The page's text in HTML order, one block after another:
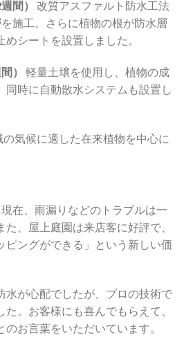
間）
改質アスファルト防水工法
施工。さらに植物の根が防水層
シートを設置しました。
）
軽量土壌を使用し、植物の成
同時に自動散水システムも設置し
の気候に適した在来植物を中心に
在、雨漏りなどのトラブルは一
、屋上庭園は来店客に好評で、
ピングができる」という新しい価
水が心配でしたが、プロの技術で
。お客様にも喜んでもらえて、
お言葉をいただいています。